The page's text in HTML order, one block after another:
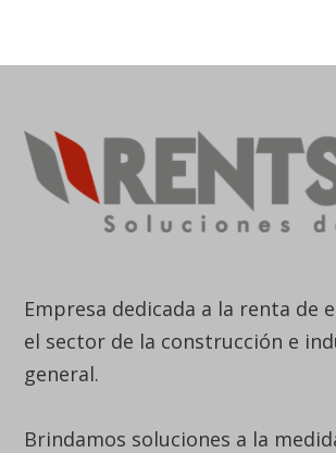
Empresa dedicada a la renta de
el sector de la construcción e
general.
Brindamos soluciones a la